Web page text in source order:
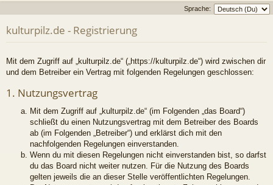
riff
el
n
rie
n
u
Sprache:
kulturpilz.de - Registrierung
Mit dem Zugriff auf „kulturpilz.de“ („https://kulturpilz.de“) wird zwischen dir
und dem Betreiber ein Vertrag mit folgenden Regelungen geschlossen:
1. Nutzungsvertrag
Mit dem Zugriff auf „kulturpilz.de“ (im Folgenden „das Board“)
schließt du einen Nutzungsvertrag mit dem Betreiber des Boards
ab (im Folgenden „Betreiber“) und erklärst dich mit den
nachfolgenden Regelungen einverstanden.
Wenn du mit diesen Regelungen nicht einverstanden bist, so darfst
du das Board nicht weiter nutzen. Für die Nutzung des Boards
gelten jeweils die an dieser Stelle veröffentlichten Regelungen.